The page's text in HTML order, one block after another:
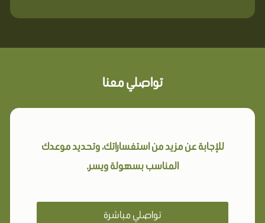
تواصلي معنا
للإجابة عن مزيد من استفساراتك، وتحديد موعدك
المناسب بسهولة ويسر.
تواصلي مباشرة